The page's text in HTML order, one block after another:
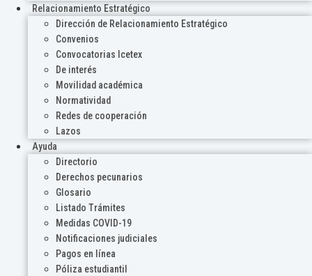
Relacionamiento Estratégico
Dirección de Relacionamiento Estratégico
Convenios
Convocatorias Icetex
De interés
Movilidad académica
Normatividad
Redes de cooperación
Lazos
Ayuda
Directorio
Derechos pecunarios
Glosario
Listado Trámites
Medidas COVID-19
Notificaciones judiciales
Pagos en línea
Póliza estudiantil